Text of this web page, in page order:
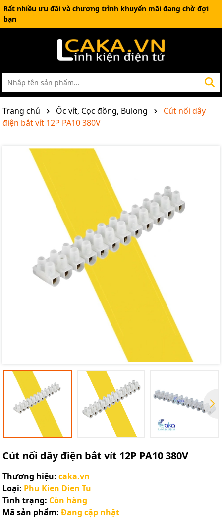
Rất nhiều ưu đãi và chương trình khuyến mãi đang chờ đợi
bạn
Trang chủ Ốc vít, Cọc đồng, Bulong
Cút nối dây
điện bắt vít 12P PA10 380V
Cút nối dây điện bắt vít 12P PA10 380V
Thương hiệu: caka.vn
Loại: Phu Kien Dien Tu
Tình trạng: Còn hàng
Mã sản phẩm: Đang cập nhật
Điều kiện: